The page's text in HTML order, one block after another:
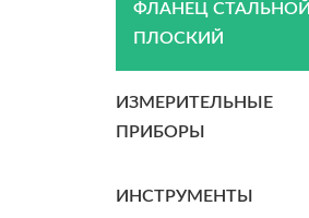
ФЛАНЕЦ СТАЛЬНОЙ
ПЛОСКИЙ
ИЗМЕРИТЕЛЬНЫЕ
ПРИБОРЫ
ИНСТРУМЕНТЫ